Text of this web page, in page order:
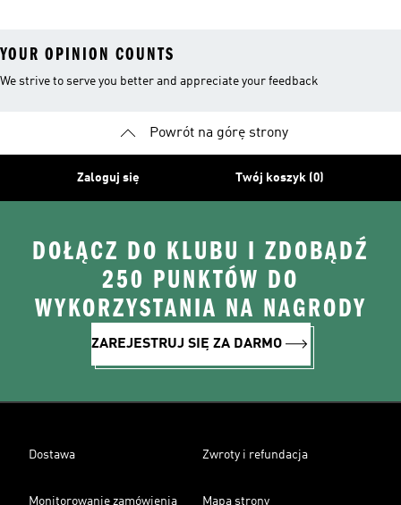
YOUR OPINION COUNTS
We strive to serve you better and appreciate your feedback
Powrót na górę strony
Zaloguj się Twój koszyk (0)
DOŁĄCZ DO KLUBU I ZDOBĄDŹ
250 PUNKTÓW DO
WYKORZYSTANIA NA NAGRODY
ZAREJESTRUJ SIĘ ZA DARMO
Dostawa Zwroty i refundacja
Monitorowanie zamówienia Mapa strony